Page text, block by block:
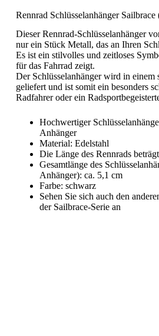
Rennrad Schlüsselanhänger Sailbrace
Dieser Rennrad-Schlüsselanhänger
nur ein Stück Metall, das an Ihren
Es ist ein stilvolles und zeitloses
für das Fahrrad zeigt.
Der Schlüsselanhänger wird in einem
geliefert und ist somit ein besonders
Radfahrer oder ein
Hochwertiger
Anhänger
Material: Edelstahl
Die Länge des Rennrads
Gesamtlänge des
Anhänger): ca. 5,1 cm
Farbe: schwarz
Sehen Sie sich auch den
der Sailbrace-Serie an